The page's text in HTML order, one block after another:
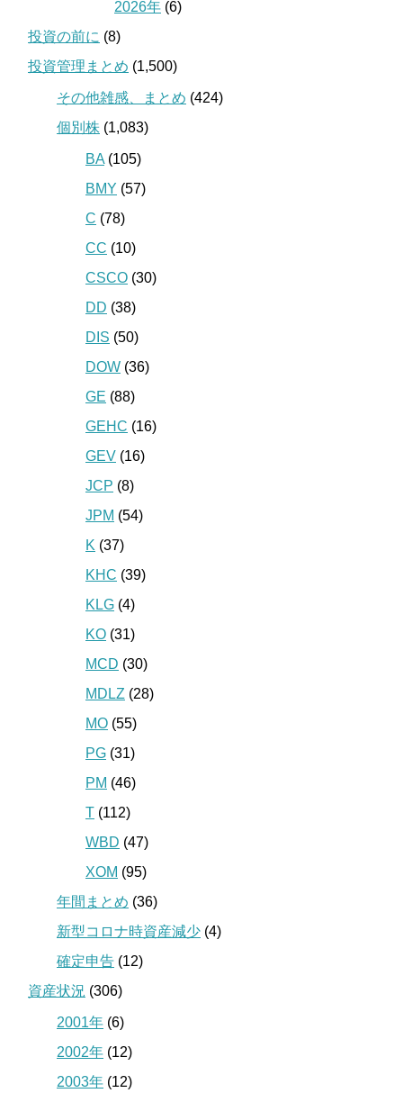
2026年 (6)
投資の前に (8)
投資管理まとめ (1,500)
その他雑感、まとめ (424)
個別株 (1,083)
BA (105)
BMY (57)
C (78)
CC (10)
CSCO (30)
DD (38)
DIS (50)
DOW (36)
GE (88)
GEHC (16)
GEV (16)
JCP (8)
JPM (54)
K (37)
KHC (39)
KLG (4)
KO (31)
MCD (30)
MDLZ (28)
MO (55)
PG (31)
PM (46)
T (112)
WBD (47)
XOM (95)
年間まとめ (36)
新型コロナ時資産減少 (4)
確定申告 (12)
資産状況 (306)
2001年 (6)
2002年 (12)
2003年 (12)